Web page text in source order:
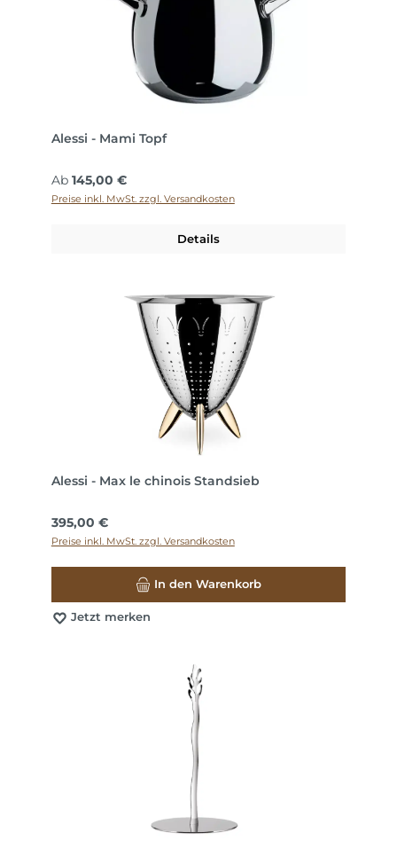
Alessi - Mami Topf
Regulärer Preis:
Ab 145,00 €
Preise inkl. MwSt. zzgl. Versandkosten
Details
Alessi - Max le chinois Standsieb
Regulärer Preis:
395,00 €
Preise inkl. MwSt. zzgl. Versandkosten
In den Warenkorb
Jetzt merken